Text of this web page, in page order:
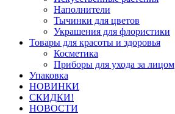
Наполнители
Тычинки для цветов
Украшения для флористики
Товары для красоты и здоровья
Косметика
Приборы для ухода за лицом
Упаковка
НОВИНКИ
СКИДКИ!
НОВОСТИ